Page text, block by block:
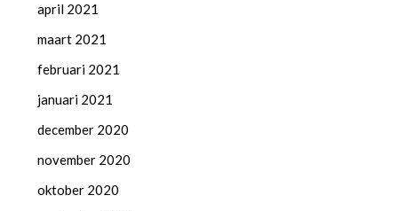
april 2021
maart 2021
februari 2021
januari 2021
december 2020
november 2020
oktober 2020